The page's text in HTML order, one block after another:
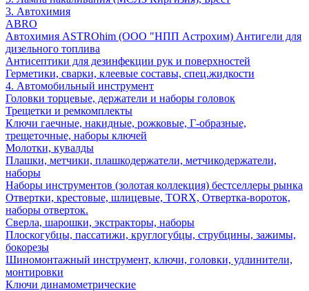
3. Автохимия
ABRO
Автохимия ASTROhim (ООО "НПП Астрохим) Антигели для
дизельного топлива
Антисептики для дезинфекции рук и поверхностей
Герметики, сварки, клеевые составы, спец.жидкости
4. Автомобильный инструмент
Головки торцевые, держатели и наборы головок
Трещетки и ремкомплекты
Ключи гаечные, накидные, рожковые, Г-образные,
трещеточные, наборы ключей
Молотки, кувалды
Плашки, метчики, плашкодержатели, метчикодержатели,
наборы
Наборы инструментов (золотая коллекция) бестселлеры рынка
Отвертки, крестовые, шлицевые, TORX, Отвертка-вороток,
наборы отверток.
Сверла, шарошки, экстракторы, наборы
Плоскогубцы, пассатижи, круглогубцы, струбцины, зажимы,
бокорезы
Шиномонтажный инструмент, ключи, головки, удлинители,
монтировки
Ключи динамометрические